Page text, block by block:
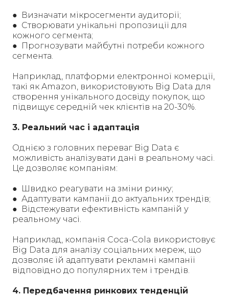
● Визначати мікросегменти аудиторії;
● Створювати унікальні пропозиції для
кожного сегмента;
● Прогнозувати майбутні потреби кожного
сегмента.
Наприклад, платформи електронної комерції,
такі як Amazon, використовують Big Data для
створення унікального досвіду покупок, що
підвищує середній чек клієнтів на 20-30%.
3. Реальний час і адаптація
Однією з головних переваг Big Data є
можливість аналізувати дані в реальному часі.
Це дозволяє компаніям:
● Швидко реагувати на зміни ринку;
● Адаптувати кампанії до актуальних трендів;
● Відстежувати ефективність кампаній у
реальному часі.
Наприклад, компанія Coca-Cola використовує
Big Data для аналізу соціальних мереж, що
дозволяє їй адаптувати рекламні кампанії
відповідно до популярних тем і трендів.
4. Передбачення ринкових тенденцій